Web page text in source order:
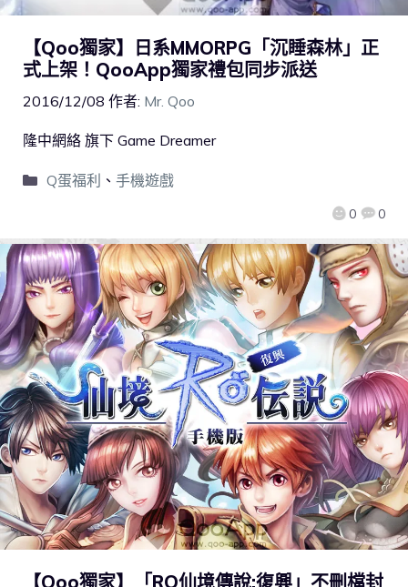
【Qoo獨家】日系MMORPG「沉睡森林」正
式上架！QooApp獨家禮包同步派送
2016/12/08 作者: Mr. Qoo
0 0
隆中網絡 旗下 Game Dreamer
Q蛋福利 、 手機遊戲
【Qoo獨家】「RO仙境傳說:復興」不刪檔封